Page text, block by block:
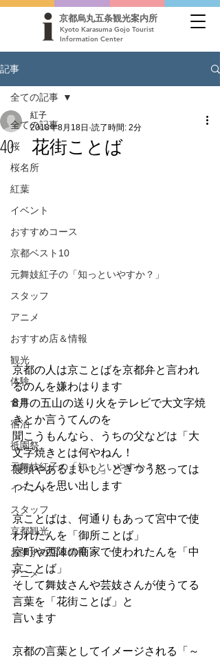
Kyoto Karasuma Gojo Tourist
Information Center
京都烏丸五条観光案内所
記事
全ての記事
桜
桜名所
紅葉
イベント
おすすめコース
京都ベスト10
元舞妓紅子の「知っといやすか？」
スタッフ
アニメ
おすすめ店＆情報
観光
体験
食事
宿泊
祇園祭
元舞妓紅子の「知っといやすか？」
イベント
スタッフ
京都観光
おすすめ店＆情報
アニメ
全ての記事
40 花街ことば
紅子
2018年8月18日 読了時間: 2分
京都の人は京ことばを京都弁と言われ
るのんを嫌わはります
8月の五山の送り火をテレビで大文字焼
きとか言うてんのを
聞こうもんなら、うちの父などは「大
文字焼きとは何やねん！
饅頭やあるまいし」ときつう怒っては
ったんを思い出します
京ことばは、何通りもあって宮中で使
われたんを「御所ことば」
室町や西陣の商家で使われたんを「中
京ことば」
そして舞妓さんや芸妓さんが使うてる
言葉を「花街ことば」と
言います
京都の言葉としてイメージされる「～